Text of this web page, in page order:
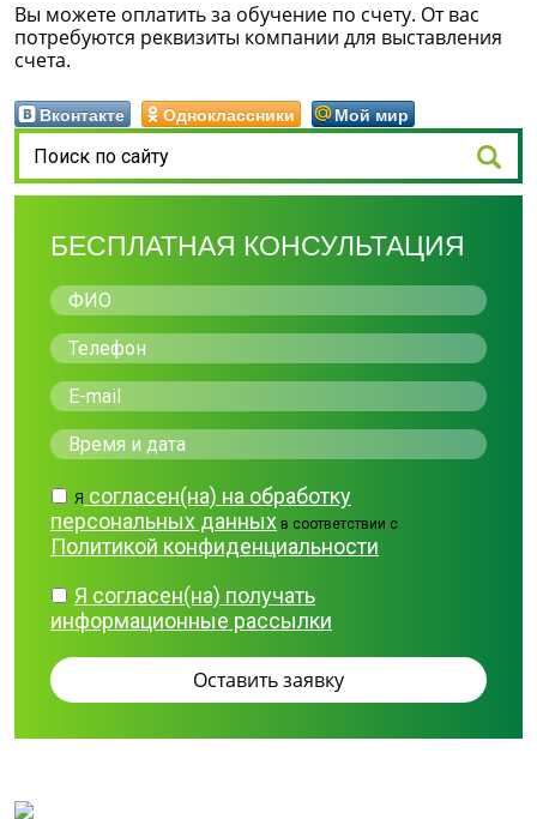
Вы можете оплатить за обучение по счету. От вас
потребуются реквизиты компании для выставления
счета.
Вконтакте Одноклассники Мой мир
БЕСПЛАТНАЯ КОНСУЛЬТАЦИЯ
Я согласен(на) на обработку
персональных данных в соответствии с
Политикой конфиденциальности
Я согласен(на) получать
информационные рассылки